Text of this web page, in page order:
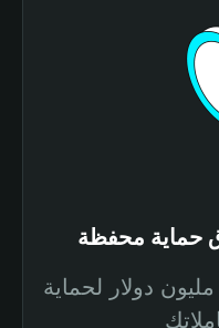
صندوق حماية بقيمة 300 مليون دولار لحماية